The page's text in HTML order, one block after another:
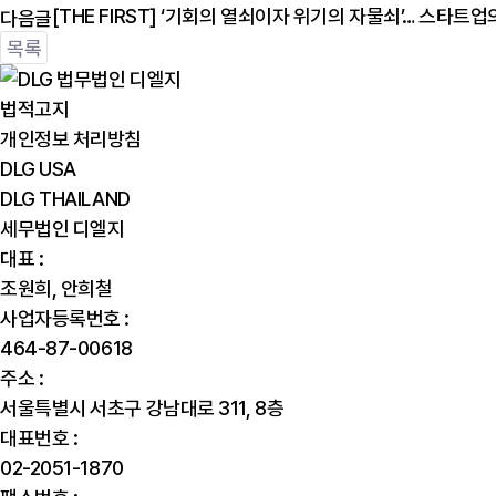
다음글[THE FIRST] ‘기회의 열쇠이자 위기의 자물쇠’… 스타트업
목록
법적고지
개인정보 처리방침
DLG USA
DLG THAILAND
세무법인 디엘지
대표 :
조원희, 안희철
사업자등록번호 :
464-87-00618
주소 :
서울특별시 서초구 강남대로 311, 8층
대표번호 :
02-2051-1870